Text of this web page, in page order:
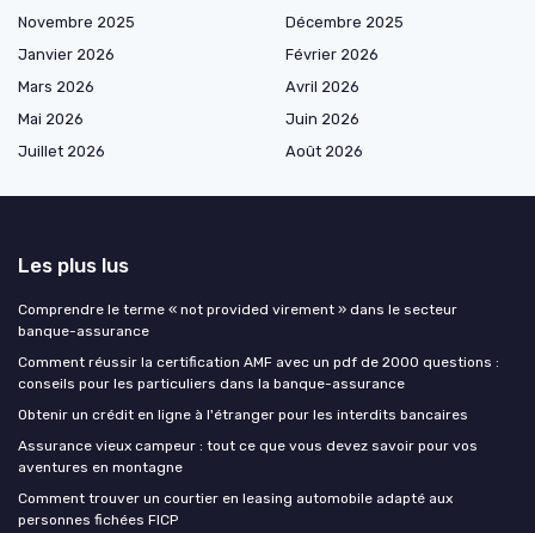
Novembre 2025
Décembre 2025
Janvier 2026
Février 2026
Mars 2026
Avril 2026
Mai 2026
Juin 2026
Juillet 2026
Août 2026
Les plus lus
Comprendre le terme « not provided virement » dans le secteur
banque-assurance
Comment réussir la certification AMF avec un pdf de 2000 questions :
conseils pour les particuliers dans la banque-assurance
Obtenir un crédit en ligne à l'étranger pour les interdits bancaires
Assurance vieux campeur : tout ce que vous devez savoir pour vos
aventures en montagne
Comment trouver un courtier en leasing automobile adapté aux
personnes fichées FICP